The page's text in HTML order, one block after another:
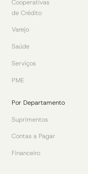
Cooperativas
de Crédito
Varejo
Saúde
Serviços
PME
Por Departamento
Suprimentos
Contas a Pagar
Financeiro